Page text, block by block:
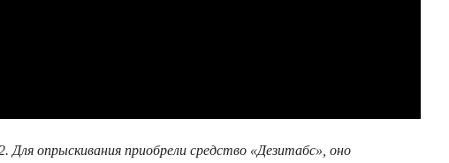
Для опрыскивания приобрели средство «Дезитабс», оно